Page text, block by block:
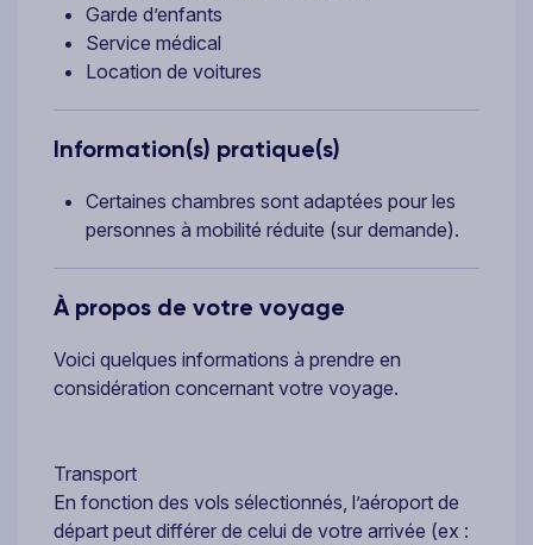
Garde d’enfants
Service médical
Location de voitures
Information(s) pratique(s)
Certaines chambres sont adaptées pour les
personnes à mobilité réduite (sur demande).
À propos de votre voyage
Voici quelques informations à prendre en
considération concernant votre voyage.
Transport
En fonction des vols sélectionnés, l’aéroport de
départ peut différer de celui de votre arrivée (ex :